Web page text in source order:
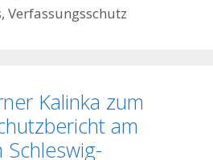
, Verfassungsschutz
Kalinka zum
am
Schleswig-